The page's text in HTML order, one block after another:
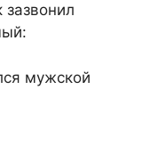
зазвонил
мужской